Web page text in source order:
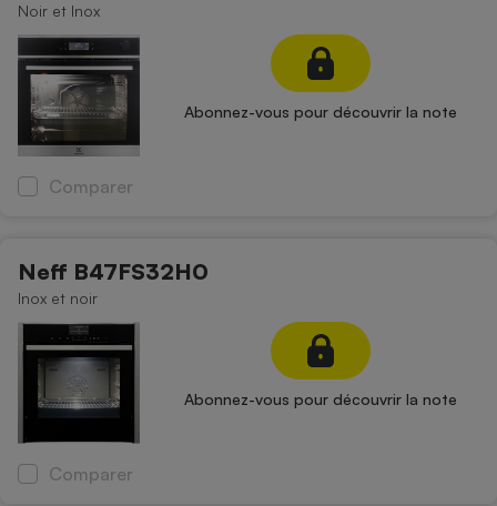
Noir et Inox
Abonnez-vous pour découvrir la note
Comparer
Neff B47FS32H0
Inox et noir
Abonnez-vous pour découvrir la note
Comparer